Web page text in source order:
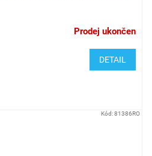
Prodej ukončen
DETAIL
Kód:81386RO